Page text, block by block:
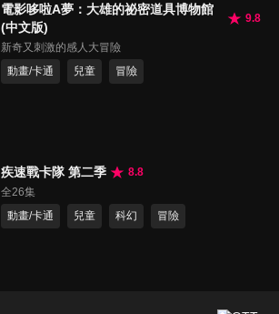
電影哆啦A夢：大雄的祕密道具博物館
(中文版)
9.8
新奇又刺激的感人大冒險
動畫/卡通
兒童 冒險
疾速戰卡隊 第二季
8.8
全26集
動畫/卡通
兒童 科幻 冒險